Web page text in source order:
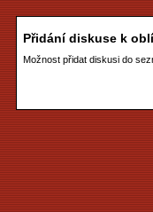
Přidání diskuse k
Možnost přidat diskusi do